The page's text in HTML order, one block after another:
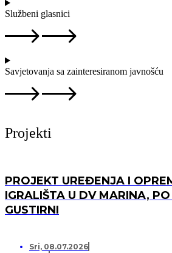
Službeni glasnici
Savjetovanja sa zainteresiranom javnošću
Projekti
PROJEKT UREĐENJA I
IGRALIŠTA U DV MARINA,
GUSTIRNI
Sri, 08.07.2026